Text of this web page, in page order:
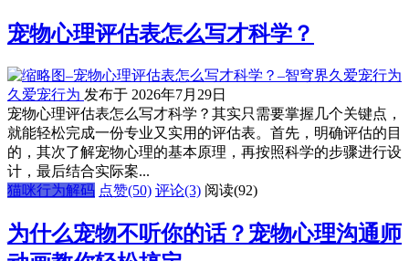
宠物心理评估表怎么写才科学？
久爱宠行为 发布于 2026年7月29日
宠物心理评估表怎么写才科学？其实只需要掌握几个关键点，
就能轻松完成一份专业又实用的评估表。首先，明确评估的目
的，其次了解宠物心理的基本原理，再按照科学的步骤进行设
计，最后结合实际案...
猫咪行为解码 点赞(50) 评论(3) 阅读(92)
为什么宠物不听你的话？宠物心理沟通师